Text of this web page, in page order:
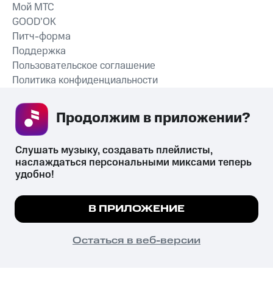
СКАЧАТЬ ПРИЛОЖЕНИЕ
Мой МТС
GOOD’OK
Питч-форма
Поддержка
Пользовательское соглашение
Политика конфиденциальности
психотропных веществ, их аналогов причиняет вред здоровью,
их незаконный оборот запрещён и влечёт установленную
законодательством ответственность.
© 2026 ООО «КИОН».
Все права защищены
Мы используем куки, чтобы на сайте все
Подробнее
ПОНЯТНО
Слушать музыку, создавать плейлисты,
наслаждаться персональными миксами теперь
удобно!
В ПРИЛОЖЕНИЕ
Остаться в веб-версии